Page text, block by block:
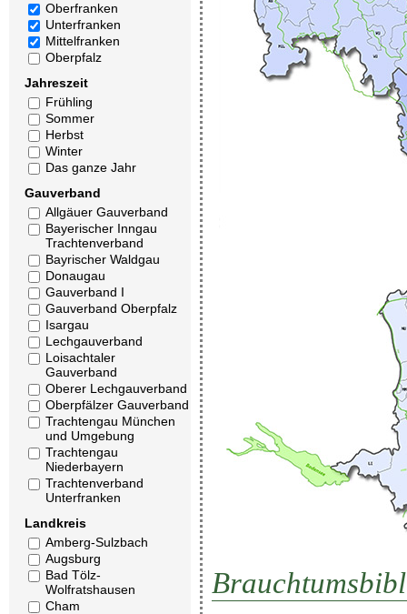
Oberfranken
Unterfranken
Mittelfranken
Oberpfalz
Jahreszeit
Frühling
Sommer
Herbst
Winter
Das ganze Jahr
Gauverband
Allgäuer Gauverband
Bayerischer Inngau
Trachtenverband
Bayrischer Waldgau
Donaugau
Gauverband I
Gauverband Oberpfalz
Isargau
Lechgauverband
Loisachtaler
Gauverband
Oberer Lechgauverband
Oberpfälzer Gauverband
Trachtengau München
und Umgebung
Trachtengau
Niederbayern
Trachtenverband
Unterfranken
Landkreis
Amberg-Sulzbach
Augsburg
Bad Tölz-
Wolfratshausen
Cham